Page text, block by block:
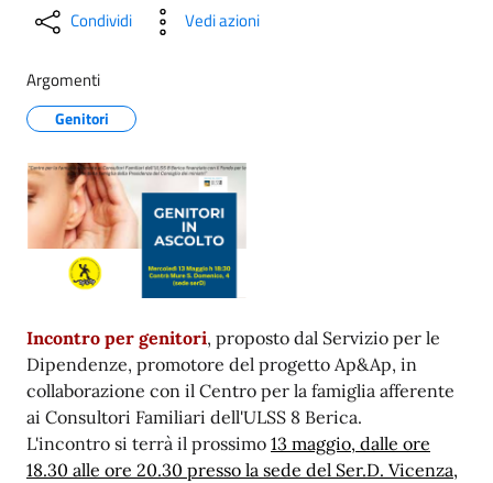
Condividi Vedi azioni
Argomenti
Genitori
Incontro per genitori, proposto dal Servizio per le
Dipendenze, promotore del progetto Ap&Ap, in
collaborazione con il Centro per la famiglia afferente
ai Consultori Familiari dell'ULSS 8 Berica.
L'incontro si terrà il prossimo 13 maggio, dalle ore
18.30 alle ore 20.30 presso la sede del Ser.D. Vicenza,